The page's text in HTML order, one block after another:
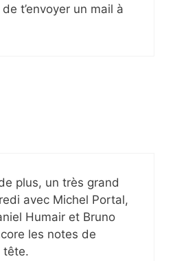
t’envoyer un mail à
plus, un très grand
avec Michel Portal,
Humair et Bruno
les notes de
tête.